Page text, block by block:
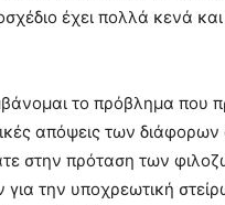
έχει πολλά κενά
το πρόβλημα που
απόψεις των
στην πρόταση των
την υποχρεωτική